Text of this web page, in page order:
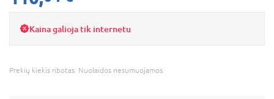
Kaina galioja tik internetu
Prekių kiekis ribotas. Nuolaidos nesumuojamos.